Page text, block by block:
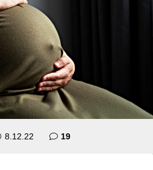
8.12.22 19komentara